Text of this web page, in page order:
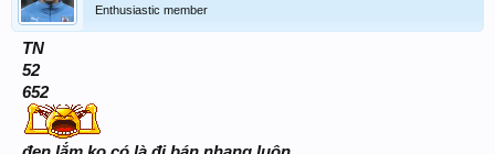
Enthusiastic member
TN
52
652